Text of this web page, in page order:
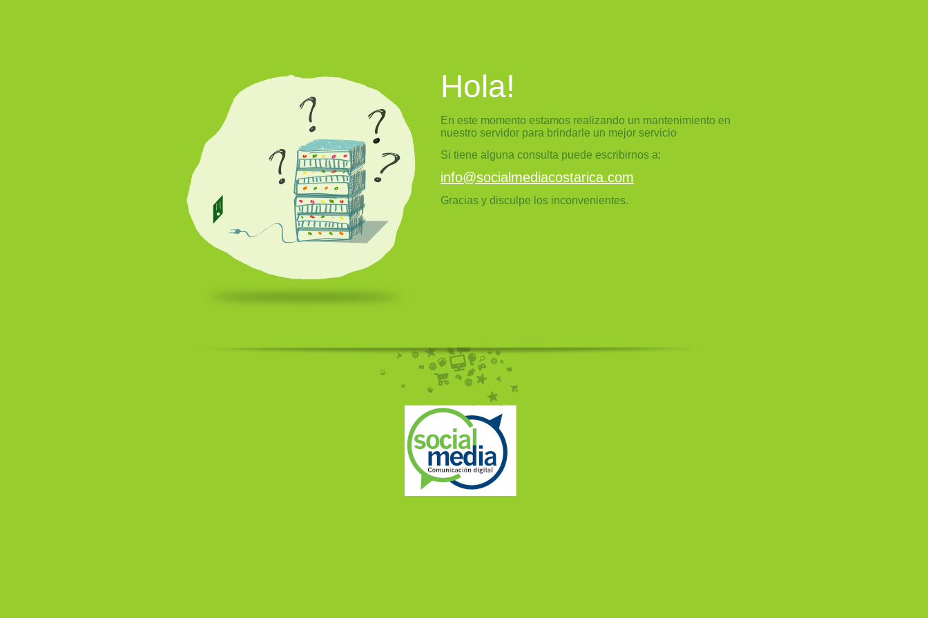
Hola!
En este momento estamos realizando un mantenimiento en
nuestro servidor para brindarle un mejor servicio
Si tiene alguna consulta puede escribirnos a:
info@socialmediacostarica.com
Gracias y disculpe los inconvenientes.